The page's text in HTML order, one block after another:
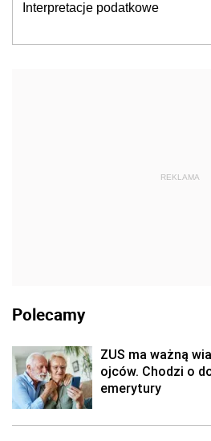
Interpretacje podatkowe
REKLAMA
Polecamy
ZUS ma ważną
ojców. Chodzi o
emerytury